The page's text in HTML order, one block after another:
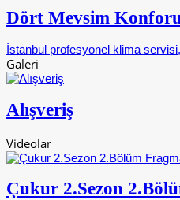
Dört Mevsim
İstanbul profesyonel klima
Galeri
Alışveriş
Videolar
Çukur 2.Sezon